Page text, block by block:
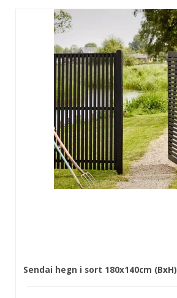
Sendai hegn i sort 180x140cm (BxH)